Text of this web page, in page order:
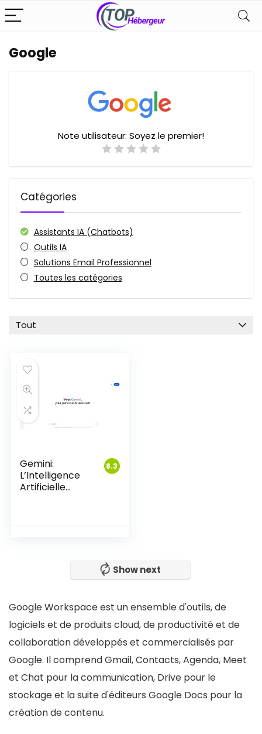
Google
Note utilisateur: Soyez le premier!
Catégories
Assistants IA (Chatbots)
Outils IA
Solutions Email Professionnel
Toutes les catégories
Tout
8.3
Gemini:
L’Intelligence
Artificielle
Show next
Google Workspace est un ensemble d'outils, de
logiciels et de produits cloud, de productivité et de
collaboration développés et commercialisés par
Google. Il comprend Gmail, Contacts, Agenda, Meet
et Chat pour la communication, Drive pour le
stockage et la suite d'éditeurs Google Docs pour la
création de contenu.